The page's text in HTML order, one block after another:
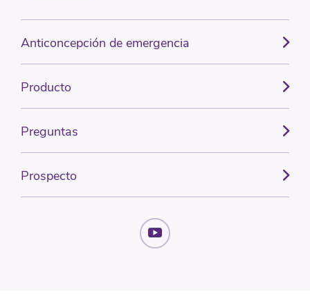
Anticoncepción de emergencia
Producto
Preguntas
Prospecto